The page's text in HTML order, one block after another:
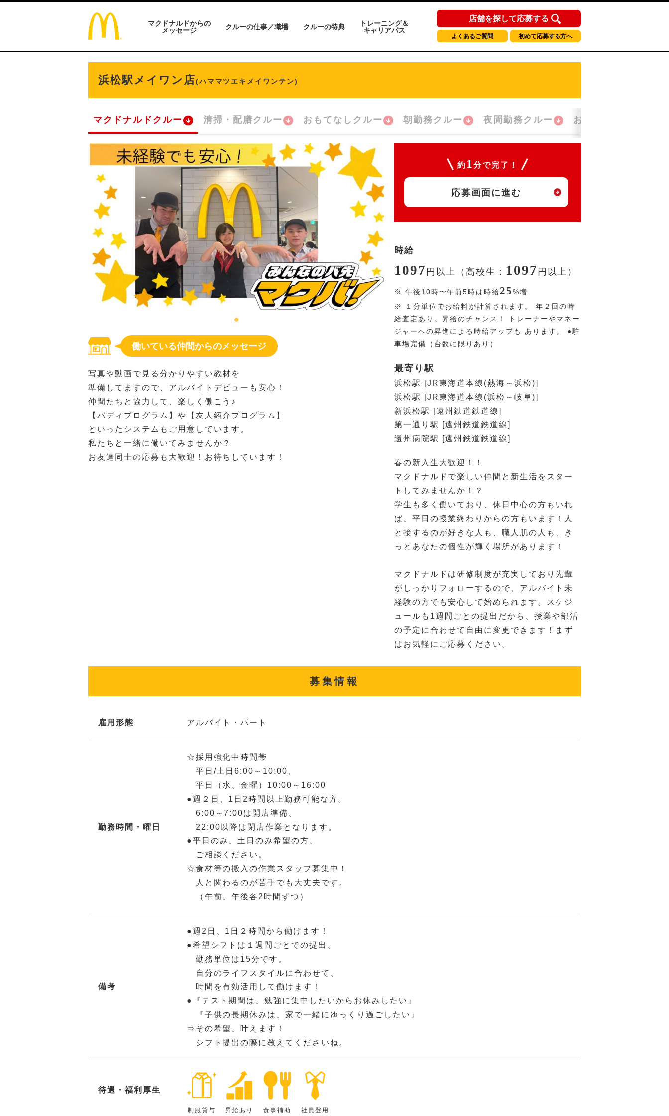
マクドナルドからの
メッセージ
クルーの仕事／職場 クルーの特典
トレーニング＆
キャリアパス
店舗を探して応募する
よくあるご質問 初めて応募する方へ
浜松駅メイワン店(ハママツエキメイワンテン)
マクドナルドクルー 清掃・配膳クルー おもてなしクルー 朝勤務クルー 夜間勤務クルー おかえり！クルー
働いている仲間からのメッセージ
写真や動画で見る分かりやすい教材を
準備してますので、アルバイトデビューも安心！
仲間たちと協力して、楽しく働こう♪
【バディプログラム】や【友人紹介プログラム】
といったシステムもご用意しています。
私たちと一緒に働いてみませんか？
お友達同士の応募も大歓迎！お待ちしています！
約 1 分で完了！
応募画面に進む
時給
1097 円 以上（高校生： 1097 円 以上）
※ 午後10時〜午前5時は時給25%増
※
１分単位でお給料が計算されます。 年２回の時
給査定あり。昇給のチャンス！ トレーナーやマネー
ジャーへの昇進による時給アップも あります。 ●駐
車場完備（台数に限りあり）
最寄り駅
浜松駅 [JR東海道本線(熱海～浜松)]
浜松駅 [JR東海道本線(浜松～岐阜)]
新浜松駅 [遠州鉄道鉄道線]
第一通り駅 [遠州鉄道鉄道線]
遠州病院駅 [遠州鉄道鉄道線]
春の新入生大歓迎！！
マクドナルドで楽しい仲間と新生活をスター
トしてみませんか！？
学生も多く働いており、休日中心の方もいれ
ば、平日の授業終わりからの方もいます！人
と接するのが好きな人も、職人肌の人も、き
っとあなたの個性が輝く場所があります！
マクドナルドは研修制度が充実しており先輩
がしっかりフォローするので、アルバイト未
経験の方でも安心して始められます。スケジ
ュールも1週間ごとの提出だから、授業や部活
の予定に合わせて自由に変更できます！まず
はお気軽にご応募ください。
募集情報
雇用形態 アルバイト・パート
勤務時間・曜日
☆採用強化中時間帯
平日/土日6:00～10:00、
平日（水、金曜）10:00～16:00
●週２日、1日2時間以上勤務可能な方。
6:00～7:00は開店準備、
22:00以降は閉店作業となります。
●平日のみ、土日のみ希望の方、
ご相談ください。
☆食材等の搬入の作業スタッフ募集中！
人と関わるのが苦手でも大丈夫です。
（午前、午後各2時間ずつ）
備考
●週2日、1日２時間から働けます！
●希望シフトは１週間ごとでの提出、
勤務単位は15分です。
自分のライフスタイルに合わせて、
時間を有効活用して働けます！
●『テスト期間は、勉強に集中したいからお休みしたい』
『子供の長期休みは、家で一緒にゆっくり過ごしたい』
⇒その希望、叶えます！
シフト提出の際に教えてくださいね。
待遇・福利厚生
制服貸与 昇給あり 食事補助 社員登用